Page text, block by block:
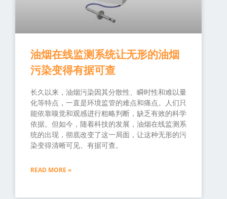
油烟在线监测系统让无形的油烟
污染变得有据可查
长久以来，油烟污染因其分散性、瞬时性和难以量
化等特点，一直是环境监管的难点和痛点。人们只
能依靠嗅觉和观感进行粗略判断，缺乏有效的科学
依据。但如今，随着科技的发展，油烟在线监测系
统的出现，彻底改变了这一局面，让这种无形的污
染变得清晰可见、有据可查。
READ MORE »